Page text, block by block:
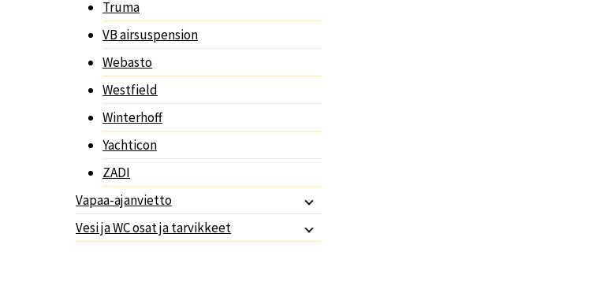
Truma
VB airsuspension
Webasto
Westfield
Winterhoff
Yachticon
ZADI
Vapaa-ajanvietto
Vesi ja WC osat ja tarvikkeet